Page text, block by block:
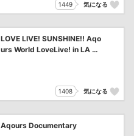
1449 気になる
LOVE LIVE! SUNSHINE!! Aqo
urs World LoveLive! in LA ～
1408 気になる
Aqours Documentary